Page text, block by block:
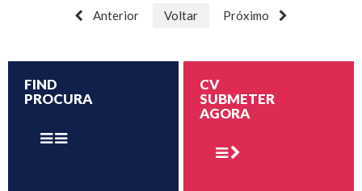
Anterior Voltar Próximo
FIND
PROCURA
CV
SUBMETER
AGORA